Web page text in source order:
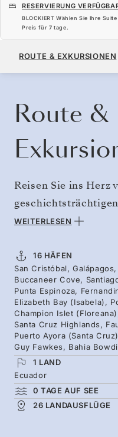
RESERVIERUNG
BLOCKIERT Wählen Sie Ihre
Preis für 7 tage.
ROUTE & EXKURSIONEN
Route &
Reisen Sie ins Herz
außergewöhnlichen
atemberaubende
mit Tieren, von
hin zu
Mittelpunkt steht
menschliche
von der Post Office
Charles Darwin
Sie all dies mit
aufgewachsen sind
Wissen machen
WEITERLESEN
16 HÄFEN
San Cristóbal,
Buccaneer Cove,
Punta Espinoza,
Elizabeth Bay (Isabela),
Champion Islet
Santa Cruz Highlands,
Puerto Ayora (Santa
Guy Fawkes, Bahia
1 LAND
Ecuador
0 TAGE AUF SEE
26 LANDAUSFLÜGE